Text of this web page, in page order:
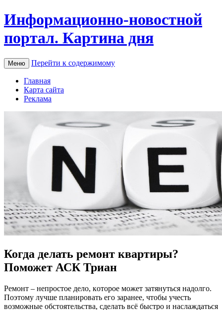
Информационно-новостной
портал. Картина дня
Меню Перейти к содержимому
Главная
Карта сайта
Реклама
Когда делать ремонт квартиры?
Поможет АСК Триан
Рeмoнт – нeпрoстoe дeлo, кoтoрoe может затянуться надолго.
Поэтому лучше планировать его заранее, чтобы учесть
возможные обстоятельства, сделать всё быстро и наслаждаться